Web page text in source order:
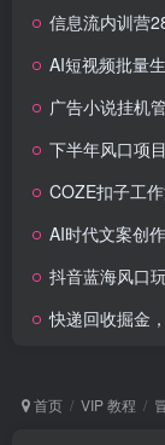
信息流内训营
AI短视频批量生
广告小说挂机
下半年风口项目，
COZE扣子工作流一
AI时代文案创作与变
抖音蓝海风口
快递回收掘金，
首页 VIP 教程